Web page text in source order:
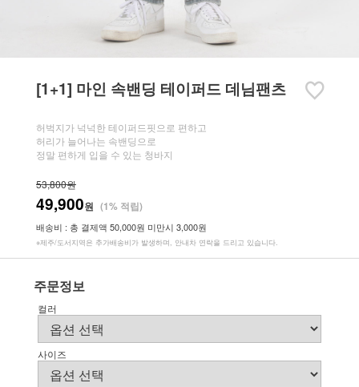
[1+1] 마인 속밴딩 테이퍼드 데님팬츠
허벅지가 넉넉한 테이퍼드핏으로 편하고
허리가 늘어나는 속밴딩으로
정말 편하게 입을 수 있는 청바지
53,800원
49,900원 (1% 적립)
배송비 : 총 결제액 50,000원 미만시 3,000원
※제주/도서지역은 추가배송비가 발생하며, 안내차 연락을 드리고 있습니다.
주문정보
컬러
사이즈